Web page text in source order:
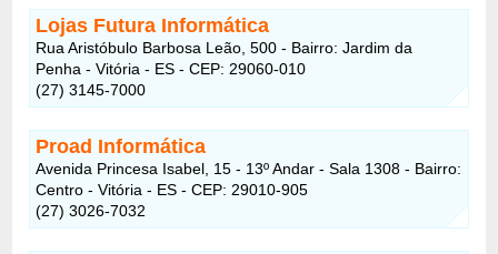
Lojas Futura Informática
Rua Aristóbulo Barbosa Leão, 500 - Bairro: Jardim da
Penha - Vitória - ES - CEP: 29060-010
(27) 3145-7000
Proad Informática
Avenida Princesa Isabel, 15 - 13º Andar - Sala 1308 - Bairro:
Centro - Vitória - ES - CEP: 29010-905
(27) 3026-7032